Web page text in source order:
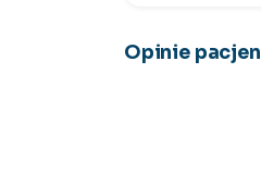
Opinie